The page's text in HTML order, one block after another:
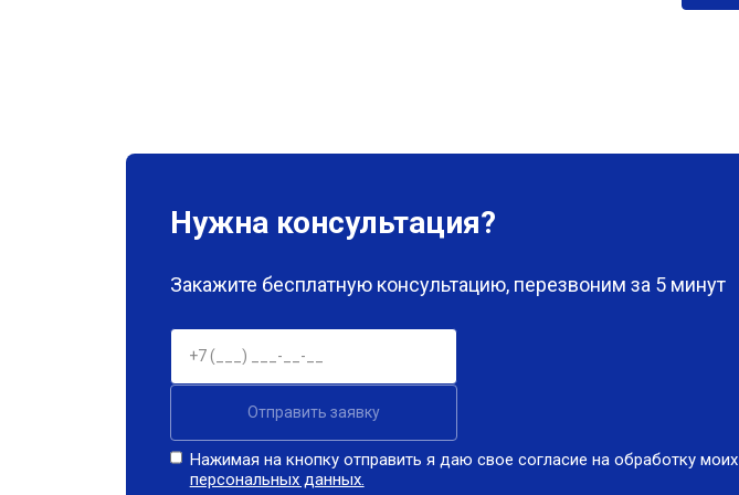
Нужна консультация?
Закажите бесплатную консультацию, перезвоним за 5 минут
Отправить заявку
Нажимая на кнопку отправить я даю свое согласие на обработку моих
персональных данных.